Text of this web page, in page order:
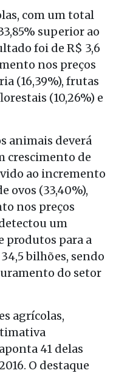
com um total
superior ao
foi de R$ 3,6
nos preços
(16,39%), frutas
(10,26%) e
animais deverá
crescimento de
ao incremento
ovos (33,40%),
nos preços
um
produtos para a
bilhões, sendo
do setor
agrícolas,
41 delas
O destaque